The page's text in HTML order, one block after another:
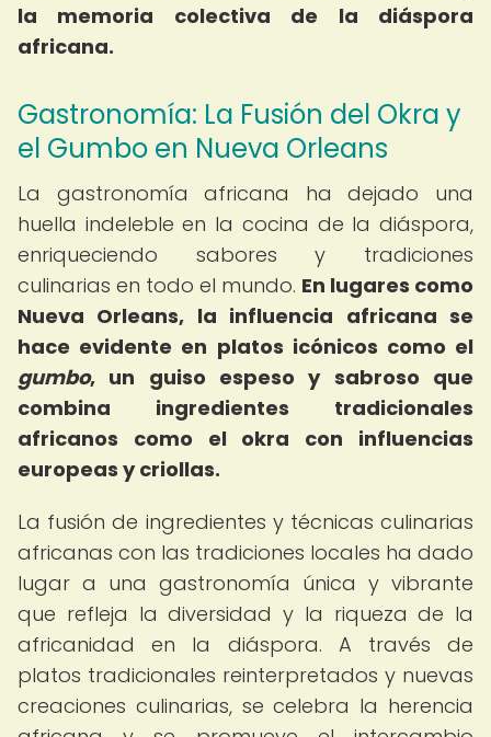
la memoria colectiva de la diáspora
africana.
Gastronomía: La Fusión del Okra y
el Gumbo en Nueva Orleans
La gastronomía africana ha dejado una
huella indeleble en la cocina de la diáspora,
enriqueciendo sabores y tradiciones
culinarias en todo el mundo. En lugares como
Nueva Orleans, la influencia africana se
hace evidente en platos icónicos como el
gumbo, un guiso espeso y sabroso que
combina ingredientes tradicionales
africanos como el okra con influencias
europeas y criollas.
La fusión de ingredientes y técnicas culinarias
africanas con las tradiciones locales ha dado
lugar a una gastronomía única y vibrante
que refleja la diversidad y la riqueza de la
africanidad en la diáspora. A través de
platos tradicionales reinterpretados y nuevas
creaciones culinarias, se celebra la herencia